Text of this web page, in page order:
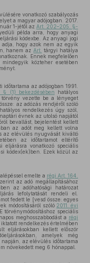
vonatkozó szabályozás
a magyar adójogban. 2017.
1-jétől az Art. 202–205. §-
példa arra, hogy anyagi
kódexbe. Az anyagi jogi
hogy azok nem az egyik
hanem az Art. tárgyi hatálya
Ennek megfelelően
közteher esetében
az adójogban 1991.
§ (1) bekezdésében hatályos
törvény vezette be a lényeget
az adózás rendjéről szóló
rendelkezés úgy szól,
évnek az utolsó napjától
bevallást, bejelentést kellett
az adót meg kellett volna
az elévülés nyugvását kiváltó
az időtartamot eltérítő
eljárásra vonatkozó speciális
kódex(ek)ben. Ezek közül az
emelte a régi Art. 164.
az adó megállapításához
az adóhatósági határozat
lefolytatását rendeli el.
fedett le [vesd össze: egyes
módosításáról szóló 2011. évi
törvénymódosításhoz speciális
meghosszabbodást a régi
iktatott rendelkezés értelmében
eljárásokban kellett először
amelyek még
az elévülés időtartama
növekedett meg 6 hónappal.